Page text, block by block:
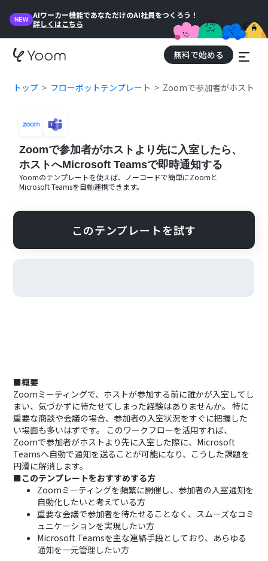
NEW
AIワーカー機能であなただけのAI社員をつくろう！
詳しくはこちら
無料で始める
トップ フローボットテンプレート Zoomで参加者がホストよ
Zoomで参加者がホストより先に入室したら、
ホストへMicrosoft Teamsで即時通知する
Yoomのテンプレートを使えば、ノーコードで簡単にZoomと
Microsoft Teamsを自動連携できます。
このテンプレートを試す
■概要
Zoomミーティングで、ホストが参加する前に誰かが入室してし
まい、気づかずに待たせてしまった経験はありませんか。 特に
重要な商談や会議の場合、参加者の入室状況をすぐに把握した
い場面も多いはずです。 このワークフローを活用すれば、
Zoomで参加者がホストより先に入室した際に、Microsoft
Teamsへ自動で通知を送ることが可能になり、こうした課題を
円滑に解消します。
■このテンプレートをおすすめする方
Zoomミーティングを頻繁に開催し、参加者の入室通知を
自動化したいと考えている方
重要な会議で参加者を待たせることなく、スムーズなコミ
ュニケーションを実現したい方
Microsoft Teamsを主な連絡手段としており、あらゆる
通知を一元管理したい方